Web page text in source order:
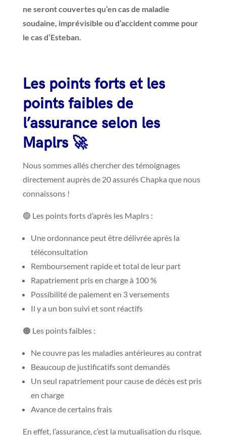
ne seront couvertes qu’en cas de maladie
soudaine, imprévisible ou d’accident comme pour
le cas d’Esteban.
Les points forts et les
points faibles de
l’assurance selon les
Maplrs 🚀
Nous sommes allés chercher des témoignages
directement auprès de 20 assurés Chapka que nous
connaissons !
🟢 Les points forts d’après les Maplrs :
Une ordonnance peut être délivrée après la
téléconsultation
Remboursement rapide et total de leur part
Rapatriement pris en charge à 100 %
Possibilité de paiement en 3 versements
Il y a un bon suivi et sont réactifs
🟠 Les points faibles :
Ne couvre pas les maladies antérieures au contrat
Beaucoup de justificatifs sont demandés
Un seul rapatriement pour cause de décès est pris
en charge
Avance de certains frais
En effet, l’assurance, c’est la mutualisation du risque.